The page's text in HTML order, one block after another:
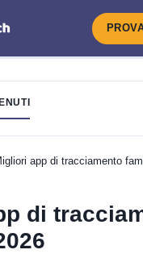
app di tracciamento
di